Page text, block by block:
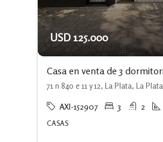
USD 125.000
71 n 840 e 11 y 12, La Plata, La Plata
AXI-152907 3 2
CASAS